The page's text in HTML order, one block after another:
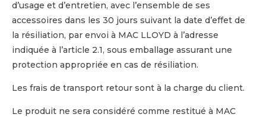
d’usage et d’entretien, avec l’ensemble de ses
accessoires dans les 30 jours suivant la date d’effet de
la résiliation, par envoi à MAC LLOYD à l’adresse
indiquée à l’article 2.1, sous emballage assurant une
protection appropriée en cas de résiliation.
Les frais de transport retour sont à la charge du client.
Le produit ne sera considéré comme restitué à MAC